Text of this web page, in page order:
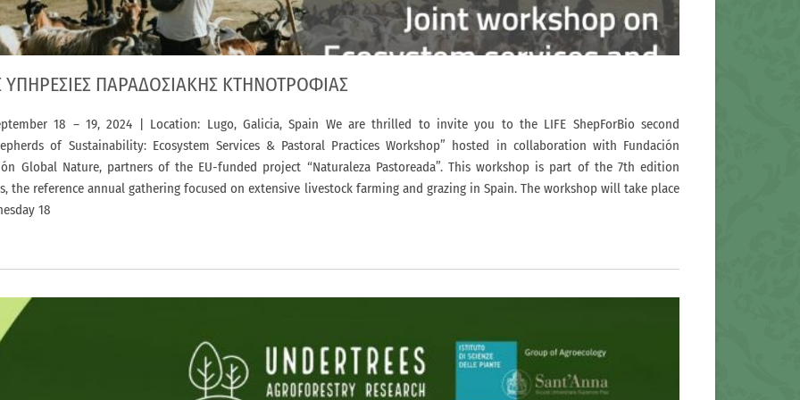
ΥΠΗΡΕΣΙΕΣ ΠΑΡΑΔΟΣΙΑΚΗΣ ΚΤΗΝΟΤΡΟΦΙΑΣ
18 – 19, 2024 | Location: Lugo, Galicia, Spain We are thrilled to invite you to the LIFE ShepForBio second
of Sustainability: Ecosystem Services & Pastoral Practices Workshop” hosted in collaboration with Fundación
Global Nature, partners of the EU-funded project “Naturaleza Pastoreada”. This workshop is part of the 7th edition
the reference annual gathering focused on extensive livestock farming and grazing in Spain. The workshop will take place
18